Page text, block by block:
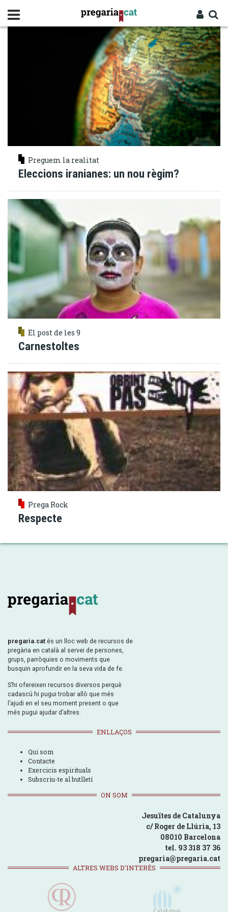
contingut
Entra
REPRESSIÓ
Preguem la realitat
Eleccions iranianes: un nou règim?
El post de les 9
Carnestoltes
Prega Rock
Respecte
pregaria.cat és un lloc web de recursos de
pregària en català al servei de persones,
grups, parròquies o moviments que
busquin aprofundir en la seva vida de fe.
S’hi ofereixen recursos diversos perquè
cadascú hi pugui trobar allò que més
l’ajudi en el seu moment present o que
més pugui ajudar d’altres.
ENLLAÇOS
Qui som
Contacte
Exercicis espirituals
Subscriu-te al butlletí
ON SOM
Jesuïtes de Catalunya
c/ Roger de Llúria, 13
08010 Barcelona
tel. 93 318 37 36
pregaria@pregaria.cat
ALTRES WEBS D'INTERÈS